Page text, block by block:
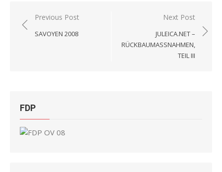
Beitragsnavigation
Previous Post
SAVOYEN 2008
Next Post
JULEICA.NET –
RÜCKBAUMASSNAHMEN,
TEIL III
FDP